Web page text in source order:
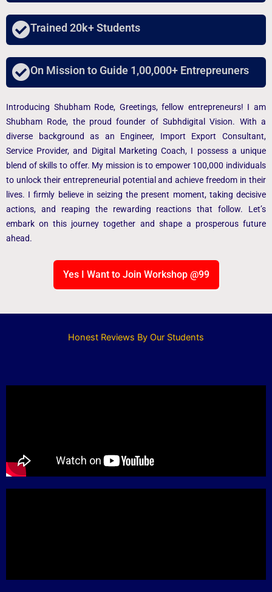
Trained 20k+ Students
On Mission to Guide 1,00,000+ Entrepreuners
Introducing Shubham Rode, Greetings, fellow entrepreneurs! I am
Shubham Rode, the proud founder of Subhdigital Vision. With a
diverse background as an Engineer, Import Export Consultant,
Service Provider, and Digital Marketing Coach, I possess a unique
blend of skills to offer. My mission is to empower 100,000 individuals
to unlock their entrepreneurial potential and achieve freedom in their
lives. I firmly believe in seizing the present moment, taking decisive
actions, and reaping the rewarding reactions that follow. Let’s
embark on this journey together and shape a prosperous future
ahead.
Yes I Want to Join Workshop @99
Honest Reviews By Our Students